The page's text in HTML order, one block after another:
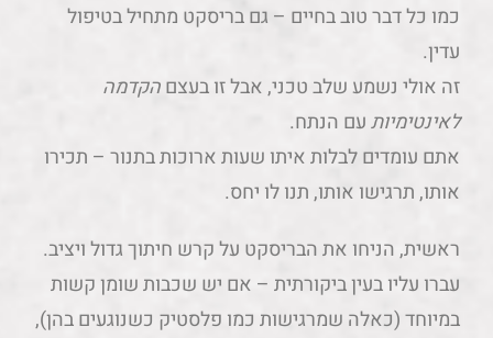
כמו כל דבר טוב בחיים – גם בריסקט מתחיל בטיפול
עדין.
זה אולי נשמע שלב טכני, אבל זו בעצםהקדמה
לאינטימיותעם הנתח.
אתם עומדים לבלות איתו שעות ארוכות בתנור – תכירו
אותו, תרגישו אותו, תנו לו יחס.
ראשית, הניחו את הבריסקט על קרש חיתוך גדול ויציב.
עברו עליו בעין ביקורתית – אם יש שכבות שומן קשות
במיוחד (כאלה שמרגישות כמו פלסטיק כשנוגעים בהן),